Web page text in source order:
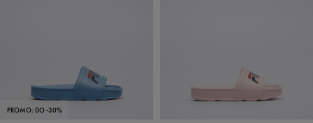
PROMO: DO -30%